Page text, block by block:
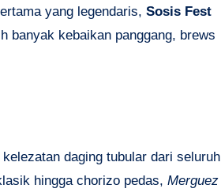
yang legendaris, Sosis Fest
banyak kebaikan panggang, brews
daging tubular dari seluruh
hingga chorizo ​​pedas, Merguez